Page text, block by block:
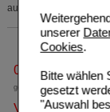
unserer
Cookies.
Bitte wählen
gesetzt
"Auswahl
aufzunehmen.
0800-10 11 422
gebührenfreie Rufnummer